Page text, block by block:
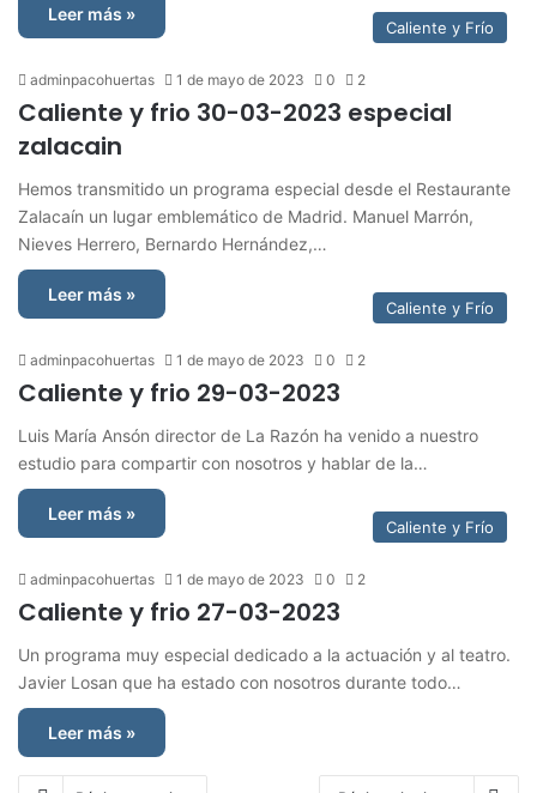
Leer más »
Caliente y Frío
adminpacohuertas 1 de mayo de 2023 0 2
Caliente y frio 30-03-2023 especial
zalacain
Hemos transmitido un programa especial desde el Restaurante
Zalacaín un lugar emblemático de Madrid. Manuel Marrón,
Nieves Herrero, Bernardo Hernández,…
Leer más »
Caliente y Frío
adminpacohuertas 1 de mayo de 2023 0 2
Caliente y frio 29-03-2023
Luis María Ansón director de La Razón ha venido a nuestro
estudio para compartir con nosotros y hablar de la…
Leer más »
Caliente y Frío
adminpacohuertas 1 de mayo de 2023 0 2
Caliente y frio 27-03-2023
Un programa muy especial dedicado a la actuación y al teatro.
Javier Losan que ha estado con nosotros durante todo…
Leer más »